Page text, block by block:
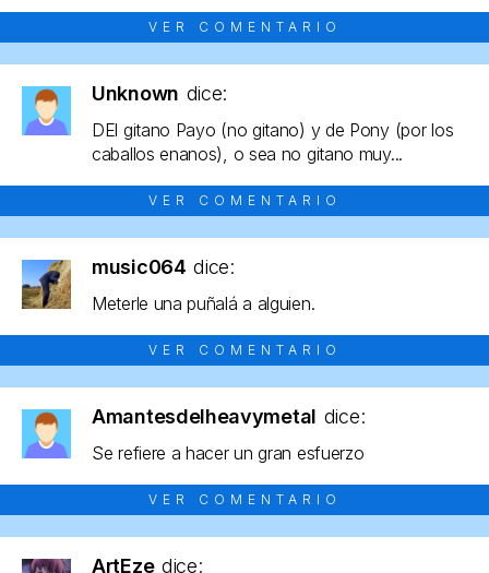
VER COMENTARIO
Unknown dice:
DEl gitano Payo (no gitano) y de Pony (por los
caballos enanos), o sea no gitano muy...
VER COMENTARIO
music064 dice:
Meterle una puñalá a alguien.
VER COMENTARIO
Amantesdelheavymetal dice:
Se refiere a hacer un gran esfuerzo
VER COMENTARIO
ArtEze dice: